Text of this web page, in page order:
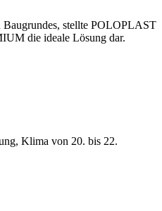
stellte POLOPLAST
die ideale Lösung dar.
Klima von 20. bis 22.